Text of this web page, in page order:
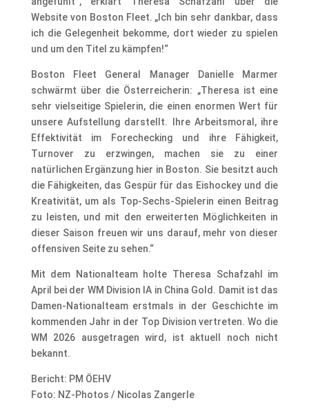
Website von Boston Fleet. „Ich bin sehr dankbar, dass
ich die Gelegenheit bekomme, dort wieder zu spielen
und um den Titel zu kämpfen!“
Boston Fleet General Manager Danielle Marmer
schwärmt über die Österreicherin: „Theresa ist eine
sehr vielseitige Spielerin, die einen enormen Wert für
unsere Aufstellung darstellt. Ihre Arbeitsmoral, ihre
Effektivität im Forechecking und ihre Fähigkeit,
Turnover zu erzwingen, machen sie zu einer
natürlichen Ergänzung hier in Boston. Sie besitzt auch
die Fähigkeiten, das Gespür für das Eishockey und die
Kreativität, um als Top-Sechs-Spielerin einen Beitrag
zu leisten, und mit den erweiterten Möglichkeiten in
dieser Saison freuen wir uns darauf, mehr von dieser
offensiven Seite zu sehen.“
Mit dem Nationalteam holte Theresa Schafzahl im
April bei der WM Division IA in China Gold. Damit ist das
Damen-Nationalteam erstmals in der Geschichte im
kommenden Jahr in der Top Division vertreten. Wo die
WM 2026 ausgetragen wird, ist aktuell noch nicht
bekannt.
Bericht: PM ÖEHV
Foto: NZ-Photos / Nicolas Zangerle